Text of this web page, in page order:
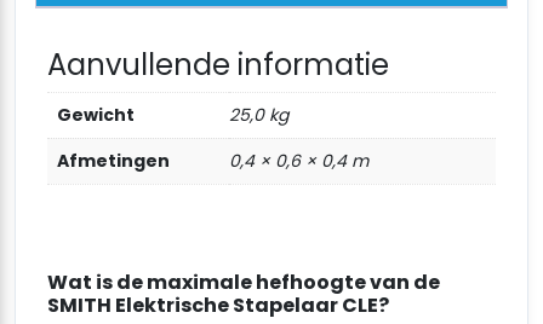
Aanvullende informatie
Gewicht
25,0 kg
Afmetingen
0,4 × 0,6 × 0,4 m
Wat is de maximale hefhoogte van de
SMITH Elektrische Stapelaar CLE?